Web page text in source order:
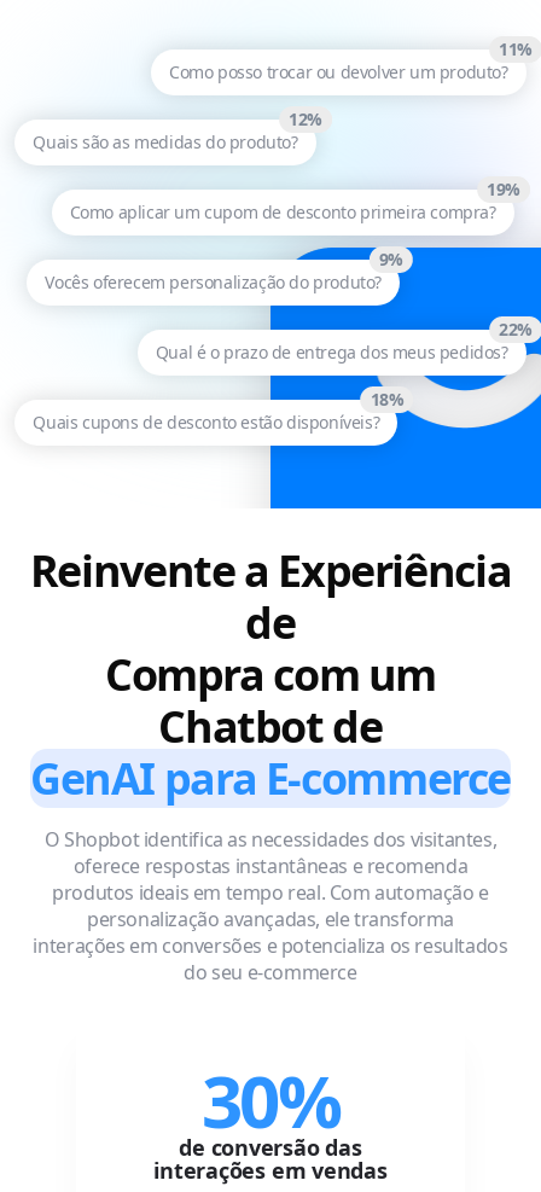
Como posso trocar ou devolver um produto?
11%
Quais são as medidas do produto?
12%
Como aplicar um cupom de desconto primeira compra?
19%
Vocês oferecem personalização do produto?
9%
Qual é o prazo de entrega dos meus pedidos?
22%
Quais cupons de desconto estão disponíveis?
18%
Reinvente a Experiência
de
Compra com um
Chatbot de
GenAI para E-commerce
O Shopbot identifica as necessidades dos visitantes,
oferece respostas instantâneas e recomenda
produtos ideais em tempo real. Com automação e
personalização avançadas, ele transforma
interações em conversões e potencializa os resultados
do seu e-commerce
30%
de conversão das
interações em vendas